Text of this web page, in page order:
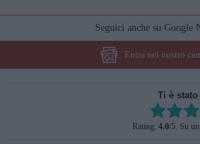
Seguici anche su Google
Entra nel nostro
Ti è
Rate this
Rating: 4.0/5. Su